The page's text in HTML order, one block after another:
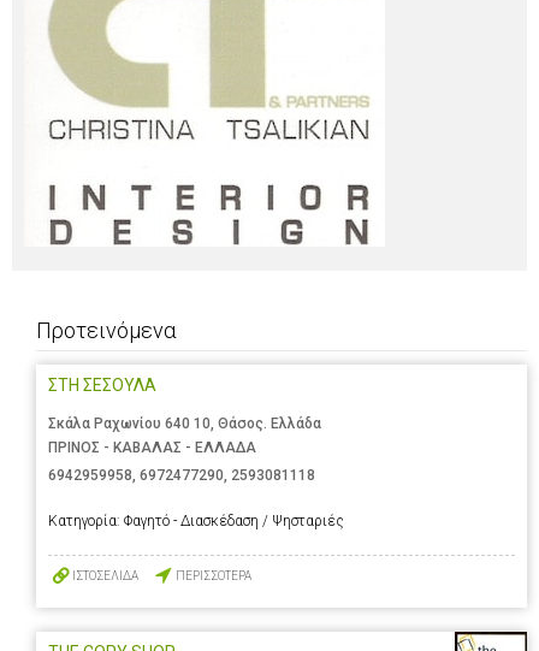
Προτεινόμενα
ΣΤΗ ΣΕΣΟΥΛΑ
Σκάλα Ραχωνίου 640 10, Θάσος. Ελλάδα
ΠΡΙΝΟΣ - ΚΑΒΑΛΑΣ - ΕΛΛΑΔΑ
6942959958 6972477290 2593081118
Κατηγορία: Φαγητό - Διασκέδαση / Ψησταριές
ΙΣΤΟΣΕΛΙΔΑ ΠΕΡΙΣΣΟΤΕΡΑ